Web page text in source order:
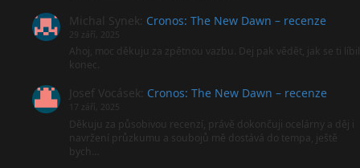
Michal Synek Cronos: The New Dawn – recenze
29 září, 2025
Ahoj, moc děkuju za zpětnou vazbu. Dej pak vědět, jak se ti líbil
konec.
Josef Vocásek Cronos: The New Dawn – recenze
17 září, 2025
Děkuju za působivou recenzí, právě dokončuji ocelárny a děj i
navržení průzkumu a soubojů mě dostává do tempa, ještě
bych…